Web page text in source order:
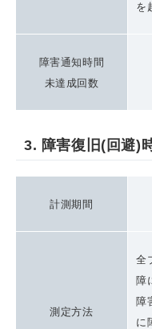
を
障害通知時間
未達成回数
3. 障害復旧(回避)
計測期間
測定方法
全
障
障
に